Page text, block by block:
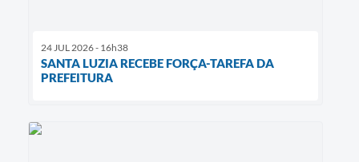
24 JUL 2026 - 16h38
SANTA LUZIA RECEBE FORÇA-TAREFA DA
PREFEITURA